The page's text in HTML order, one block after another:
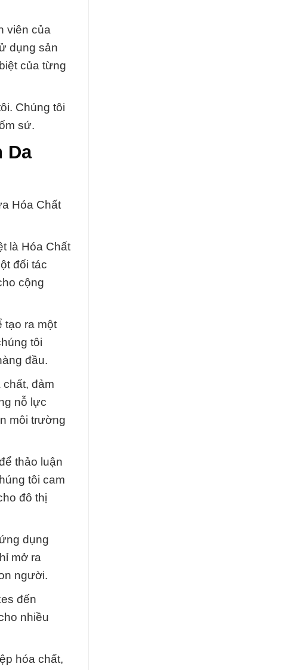
viên của
dụng sản
của từng
Chúng tôi
sứ.
Da
Hóa Chất
là Hóa Chất
đối tác
cộng
tạo ra một
tôi
đầu.
đảm
nỗ lực
môi trường
thảo luận
tôi cam
đô thị
dụng
mở ra
người.
đến
nhiều
hóa chất,